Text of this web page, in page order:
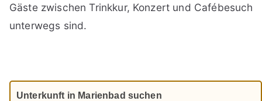
Gäste zwischen Trinkkur, Konzert und Cafébesuch
unterwegs sind.
Unterkunft in Marienbad suchen